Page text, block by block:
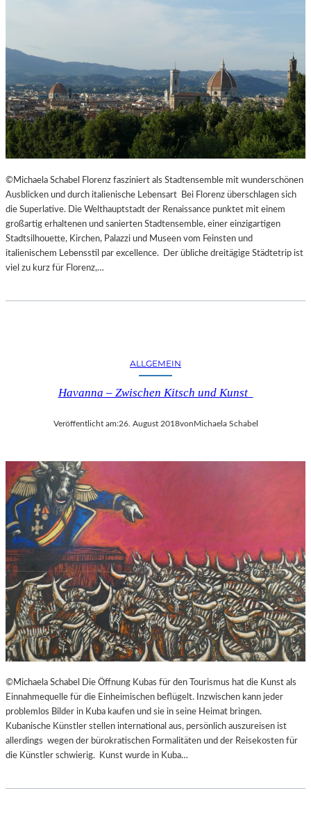
©Michaela Schabel Florenz fasziniert als Stadtensemble mit wunderschönen
Ausblicken und durch italienische Lebensart Bei Florenz überschlagen sich
die Superlative. Die Welthauptstadt der Renaissance punktet mit einem
großartig erhaltenen und sanierten Stadtensemble, einer einzigartigen
Stadtsilhouette, Kirchen, Palazzi und Museen vom Feinsten und
italienischem Lebensstil par excellence. Der übliche dreitägige Städtetrip ist
viel zu kurz für Florenz,…
ALLGEMEIN
Havanna – Zwischen Kitsch und Kunst
Veröffentlicht am:26. August 2018vonMichaela Schabel
©Michaela Schabel Die Öffnung Kubas für den Tourismus hat die Kunst als
Einnahmequelle für die Einheimischen beflügelt. Inzwischen kann jeder
problemlos Bilder in Kuba kaufen und sie in seine Heimat bringen.
Kubanische Künstler stellen international aus, persönlich auszureisen ist
allerdings wegen der bürokratischen Formalitäten und der Reisekosten für
die Künstler schwierig. Kunst wurde in Kuba…